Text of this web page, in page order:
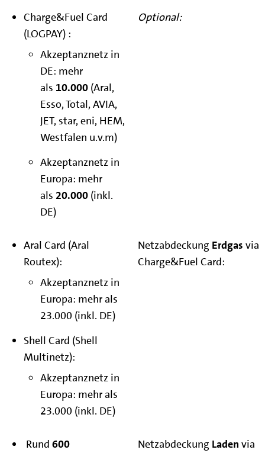
Charge&Fuel Card
(LOGPAY) :
Akzeptanznetz in
DE: mehr
als 10.000 (Aral,
Esso, Total, AVIA,
JET, star, eni, HEM,
Westfalen u.v.m)
Akzeptanznetz in
Europa: mehr
als 20.000 (inkl.
DE)
Optional:
Aral Card (Aral
Routex):
Akzeptanznetz in
Europa: mehr als
23.000 (inkl. DE)
Shell Card (Shell
Multinetz):
Akzeptanznetz in
Europa: mehr als
23.000 (inkl. DE)
Netzabdeckung Erdgas via
Charge&Fuel Card:
Rund 600
Netzabdeckung Laden via